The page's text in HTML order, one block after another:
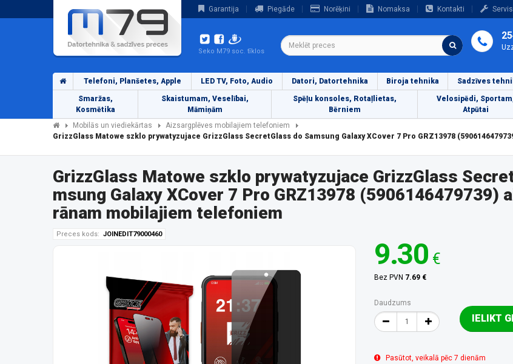
Garantija Piegāde Norēķini Nomaksa Kontakti
Seko M79 soc. tīklos
Telefoni, Planšetes, Apple LED TV, Foto, Audio Datori, Datortehnika Biroja tehnika Sadzīves
Smaržas,
Kosmētika
Skaistumam, Veselībai,
Māmiņām
Spēļu konsoles, Rotaļlietas,
Bērniem
Velosipēdi,
Atpūtai
Mobilās un viediekārtas
Aizsargplēves mobilajiem telefoniem
GrizzGlass Matowe szklo prywatyzujace GrizzGlass SecretGlass do Samsung Galaxy XCover 7 Pro GRZ13978
GrizzGlass Matowe szklo prywatyzujace GrizzGlass
msung Galaxy XCover 7 Pro GRZ13978 (5906146479739)
rānam mobilajiem telefoniem
Preces kods: JOINEDIT79000460
9.30 €
Bez PVN 7.69 €
Daudzums
IELIKT
Pasūtot, veikalā pēc 7 dienām